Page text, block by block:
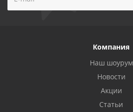
Компания
Наш шоурум
Новости
Акции
Статьи